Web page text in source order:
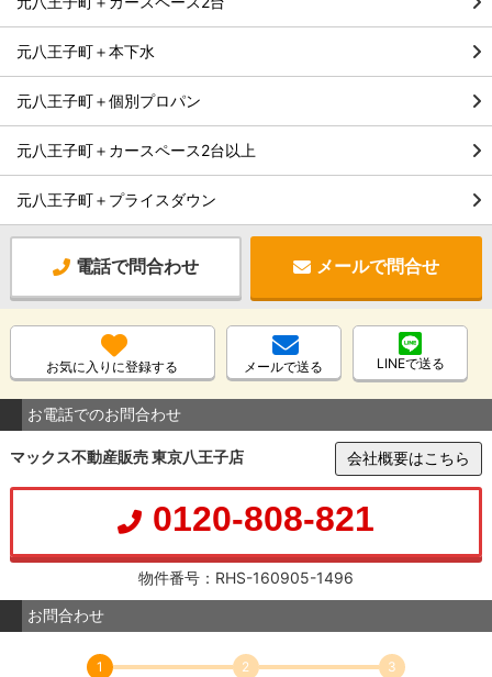
元八王子町＋本下水
元八王子町＋個別プロパン
元八王子町＋カースペース2台以上
元八王子町＋プライスダウン
電話で問合わせ メールで問合せ
お気に入りに登録する メールで送る LINEで送る
お電話でのお問合わせ
マックス不動産販売 東京八王子店 会社概要はこちら
0120-808-821
物件番号：RHS-160905-1496
お問合わせ
1
2
3